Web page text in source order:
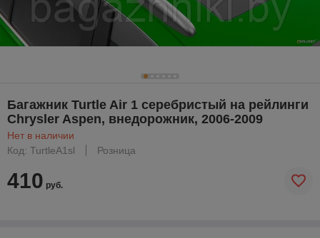
Багажник Turtle Air 1 серебристый на рейлинги
Chrysler Aspen, внедорожник, 2006-2009
Нет в наличии
Код: TurtleA1sl
Розница
410 руб.